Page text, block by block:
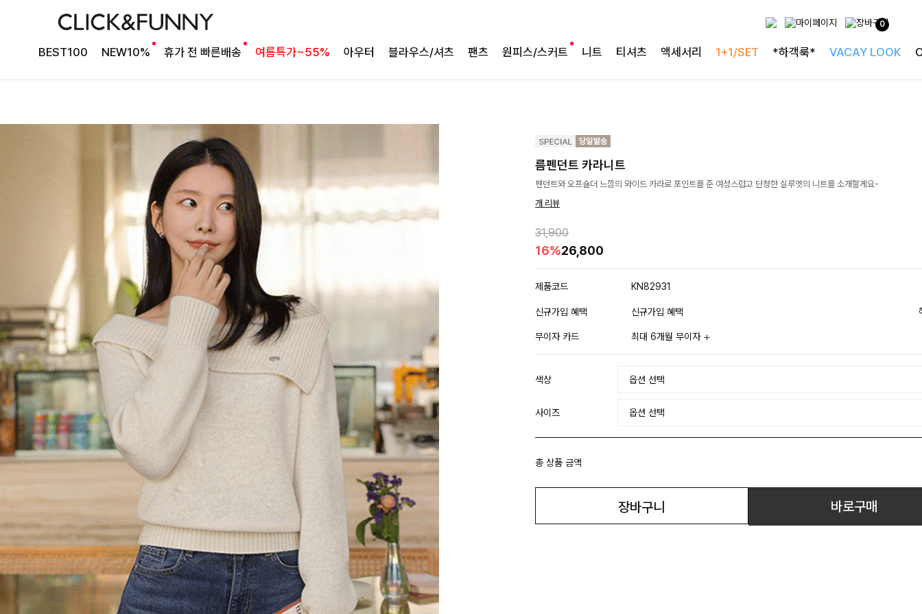
0
BEST100 NEW10% 휴가 전 빠른배송 여름특가~55% 아우터 블라우스/셔츠 팬츠 원피스/스커트 니트 티셔츠 액세서리 1+1/SET *하객룩* VACAY LOOK
름펜던트 카라니트
펜던트와 오프숄더 느낌의 와이드 카라로 포인트를 준 여성스럽고 단정한 실루엣의 니트를 소개할게요-
개 리뷰
31,900
16%26,800
제품코드 KN82931
신규가입 혜택 신규가입 혜택
무이자 카드 최대 6개월 무이자
색상
사이즈
총 상품 금액
장바구니 바로구매